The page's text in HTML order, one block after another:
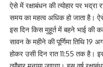
ऐसे में रक्षाबंधन की त्योहार पर
समय का महत्व अधिक हो जाता है।
इस दिन किस मुहूर्त में बहने भाई की
सावन के महीने की पूर्णिमा तिथि
होकर उसी दिन रात 11:55 तक है।